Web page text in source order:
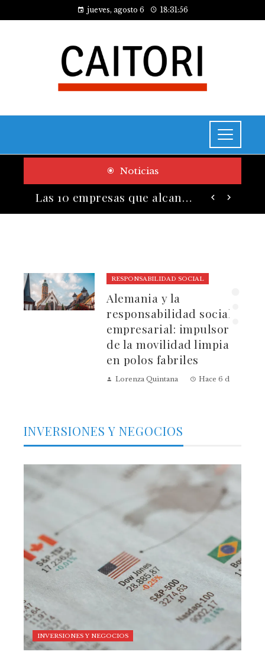
jueves, agosto 6 18:31:57
Noticias
Las 10 empresas que alcanzaron los valores bursátiles más altos en su auge histórico
RESPONSABILIDAD SOCIAL
Alemania y la
responsabilidad social
empresarial: impulsores
de la movilidad limpia
en polos fabriles
Lorenza Quintana Hace 6 días
INVERSIONES Y NEGOCIOS
INVERSIONES Y NEGOCIOS